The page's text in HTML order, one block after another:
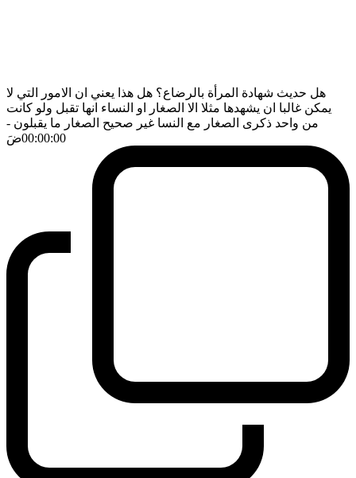
هل حديث شهادة المرأة بالرضاع؟ هل هذا يعني ان الامور التي لا
يمكن غالبا ان يشهدها مثلا الا الصغار او النساء انها تقبل ولو كانت
من واحد ذكرى الصغار مع النسا غير صحيح الصغار ما يقبلون -
00:00:00ضَ